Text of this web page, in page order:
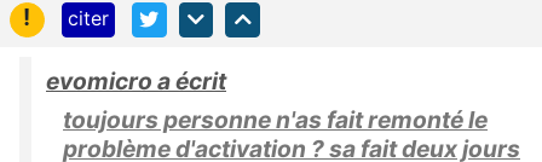
!
citer
evomicro a écrit
toujours personne n'as fait remonté le
problème d'activation ? sa fait deux jours